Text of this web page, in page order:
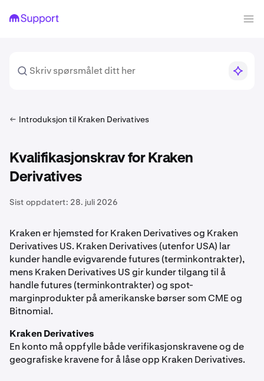
Introduksjon til Kraken Derivatives
Kvalifikasjonskrav for Kraken
Derivatives
Sist oppdatert: 28. juli 2026
Kraken er hjemsted for Kraken Derivatives og Kraken
Derivatives US. Kraken Derivatives (utenfor USA) lar
kunder handle evigvarende futures (terminkontrakter),
mens Kraken Derivatives US gir kunder tilgang til å
handle futures (terminkontrakter) og spot-
marginprodukter på amerikanske børser som CME og
Bitnomial.
Kraken Derivatives
En konto må oppfylle både verifikasjonskravene og de
geografiske kravene for å låse opp Kraken Derivatives.